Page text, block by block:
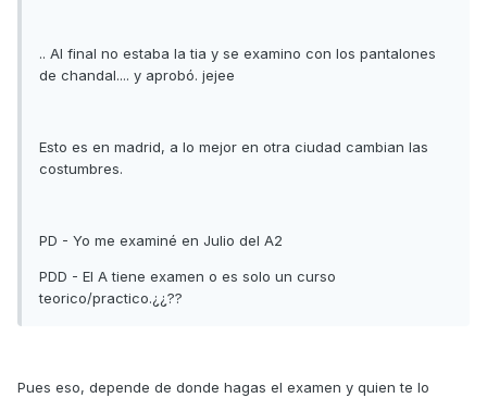
.. Al final no estaba la tia y se examino con los pantalones
de chandal.... y aprobó. jejee
Esto es en madrid, a lo mejor en otra ciudad cambian las
costumbres.
PD - Yo me examiné en Julio del A2
PDD - El A tiene examen o es solo un curso
teorico/practico.¿¿??
Pues eso, depende de donde hagas el examen y quien te lo